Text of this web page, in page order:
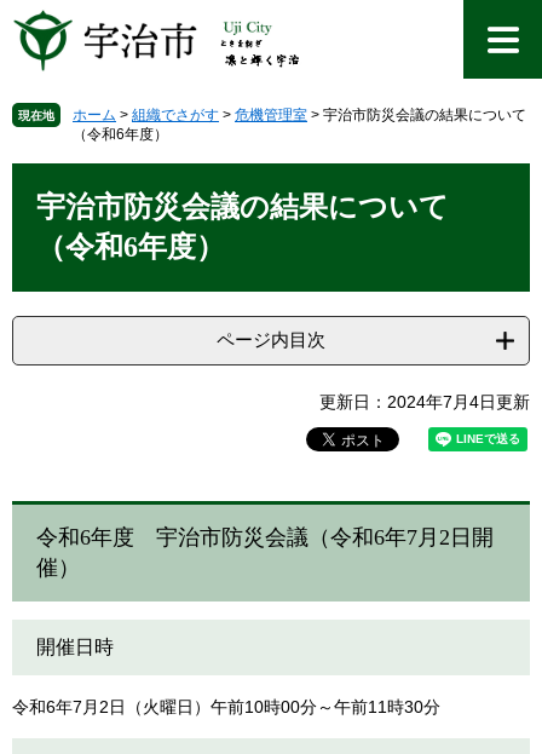
先
で
を
ば
へ
現在地 ホーム > 組織でさがす > 危機管理室 > 宇治市防災会議の結果について
（令和6年度）
宇治市防災会議の結果について
（令和6年度）
ページ内目次
更新日：2024年7月4日更新
令和6年度 宇治市防災会議（令和6年7月2日開
催）
開催日時
令和6年7月2日（火曜日）午前10時00分～午前11時30分